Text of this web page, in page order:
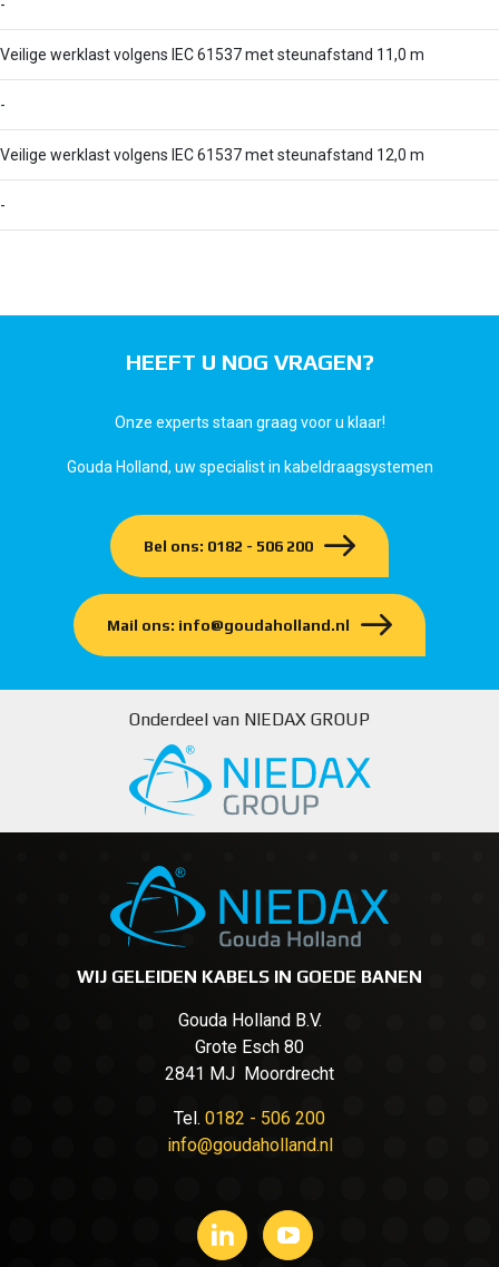
-
Veilige werklast volgens IEC 61537 met steunafstand 11,0 m
-
Veilige werklast volgens IEC 61537 met steunafstand 12,0 m
-
HEEFT U NOG VRAGEN?
Onze experts staan graag voor u klaar!
Gouda Holland, uw specialist in kabeldraagsystemen
Bel ons: 0182 - 506 200
Mail ons: info@goudaholland.nl
Onderdeel van NIEDAX GROUP
WIJ GELEIDEN KABELS IN GOEDE BANEN
Gouda Holland B.V.
Grote Esch 80
2841 MJ Moordrecht
Tel. 0182 - 506 200
info@goudaholland.nl